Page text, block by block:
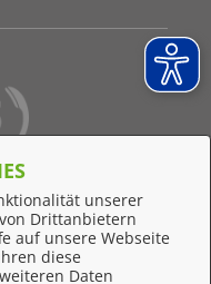
unserer
Drittanbietern
auf unsere Webseite
diese
Daten